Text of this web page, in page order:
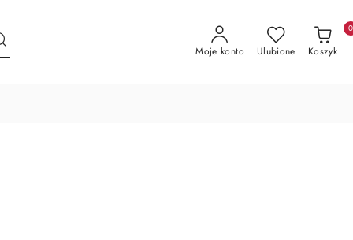
Moje konto Ulubione Koszyk
0